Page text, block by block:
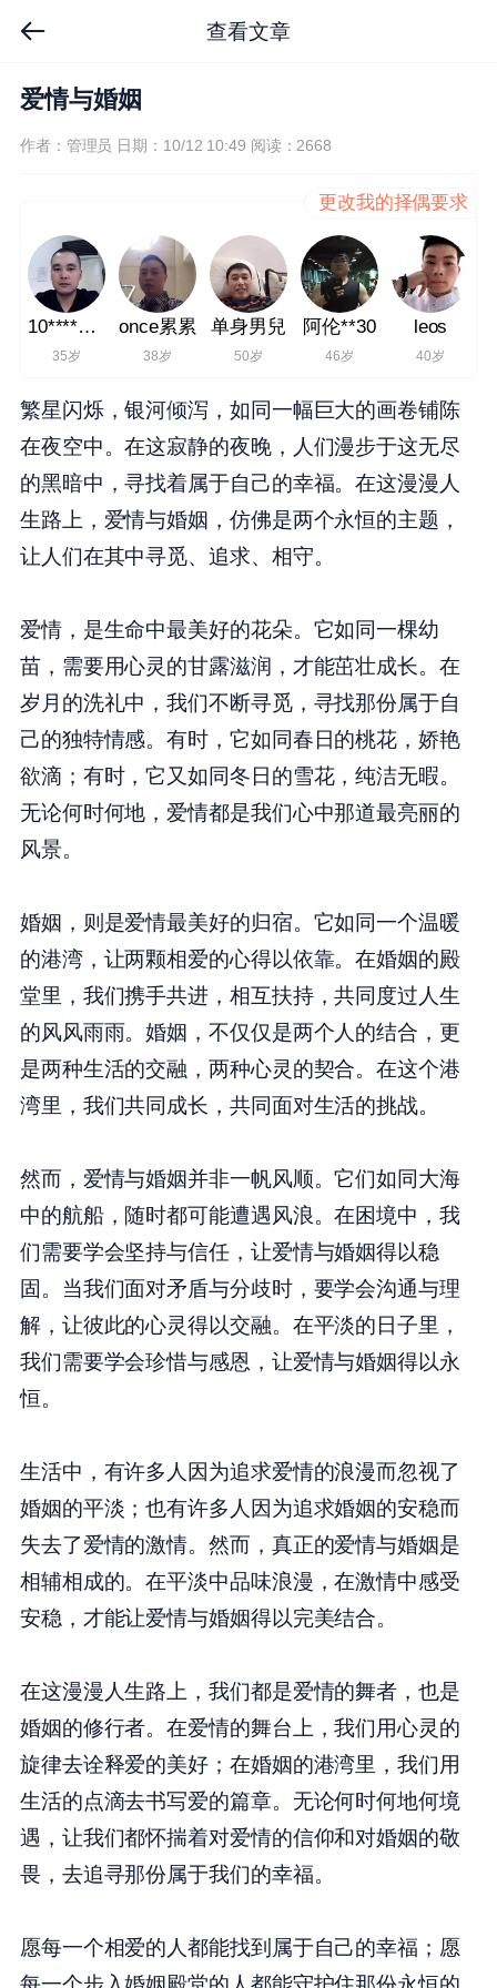
查看文章
爱情与婚姻
作者：管理员 日期：10/12 10:49 阅读：2668
更改我的择偶要求
10****4***
35岁
once累累
38岁
单身男兒
50岁
阿伦**30
46岁
leos
40岁
繁星闪烁，银河倾泻，如同一幅巨大的画卷铺陈
在夜空中。在这寂静的夜晚，人们漫步于这无尽
的黑暗中，寻找着属于自己的幸福。在这漫漫人
生路上，爱情与婚姻，仿佛是两个永恒的主题，
让人们在其中寻觅、追求、相守。
爱情，是生命中最美好的花朵。它如同一棵幼
苗，需要用心灵的甘露滋润，才能茁壮成长。在
岁月的洗礼中，我们不断寻觅，寻找那份属于自
己的独特情感。有时，它如同春日的桃花，娇艳
欲滴；有时，它又如同冬日的雪花，纯洁无暇。
无论何时何地，爱情都是我们心中那道最亮丽的
风景。
婚姻，则是爱情最美好的归宿。它如同一个温暖
的港湾，让两颗相爱的心得以依靠。在婚姻的殿
堂里，我们携手共进，相互扶持，共同度过人生
的风风雨雨。婚姻，不仅仅是两个人的结合，更
是两种生活的交融，两种心灵的契合。在这个港
湾里，我们共同成长，共同面对生活的挑战。
然而，爱情与婚姻并非一帆风顺。它们如同大海
中的航船，随时都可能遭遇风浪。在困境中，我
们需要学会坚持与信任，让爱情与婚姻得以稳
固。当我们面对矛盾与分歧时，要学会沟通与理
解，让彼此的心灵得以交融。在平淡的日子里，
我们需要学会珍惜与感恩，让爱情与婚姻得以永
恒。
生活中，有许多人因为追求爱情的浪漫而忽视了
婚姻的平淡；也有许多人因为追求婚姻的安稳而
失去了爱情的激情。然而，真正的爱情与婚姻是
相辅相成的。在平淡中品味浪漫，在激情中感受
安稳，才能让爱情与婚姻得以完美结合。
在这漫漫人生路上，我们都是爱情的舞者，也是
婚姻的修行者。在爱情的舞台上，我们用心灵的
旋律去诠释爱的美好；在婚姻的港湾里，我们用
生活的点滴去书写爱的篇章。无论何时何地何境
遇，让我们都怀揣着对爱情的信仰和对婚姻的敬
畏，去追寻那份属于我们的幸福。
愿每一个相爱的人都能找到属于自己的幸福；愿